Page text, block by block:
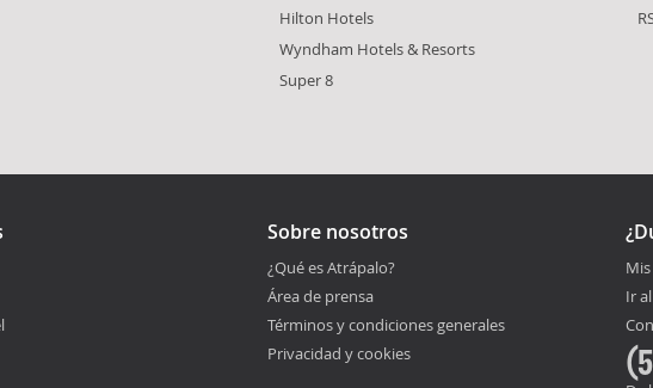
Hilton Hotels
Wyndham Hotels & Resorts
Super 8
Sobre nosotros
¿Qué es Atrápalo?
Área de prensa
Términos y condiciones generales
Privacidad y cookies
Ir